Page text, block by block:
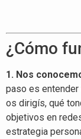
¿Cómo
1. Nos
paso es entender
os dirigís, qué
objetivos en
estrategia